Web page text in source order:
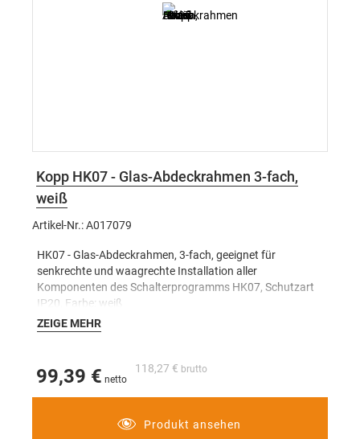
Kopp HK07 - Glas-Abdeckrahmen 3-fach,
weiß
Artikel-Nr.: A017079
HK07 - Glas-Abdeckrahmen, 3-fach, geeignet für
senkrechte und waagrechte Installation aller
Komponenten des Schalterprogramms HK07, Schutzart
IP20, Farbe: weiß
ZEIGE MEHR
118,27 €
99,39 €
Produkt ansehen